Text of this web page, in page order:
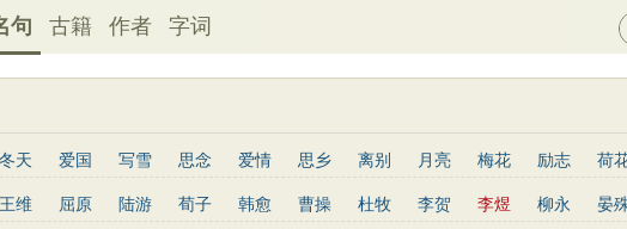
句 古籍 作者 字词
冬天 爱国 写雪 思念 爱情 思乡 离别 月亮 梅花 励志 荷
西湖 读书 菊花 长江 黄河 竹子 哲理 泰山 边塞 柳树 写
王维 屈原 陆游 荀子 韩愈 曹操 杜牧 李贺 李煜 柳永 晏